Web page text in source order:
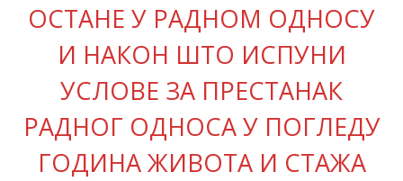
Претрага
Актуелно
Подаци
Линкови
ОСТАНЕ У РАДНОМ ОДНОСУ
И НАКОН ШТО ИСПУНИ
УСЛОВЕ ЗА ПРЕСТАНАК
РАДНОГ ОДНОСА У ПОГЛЕДУ
ГОДИНА ЖИВОТА И СТАЖА